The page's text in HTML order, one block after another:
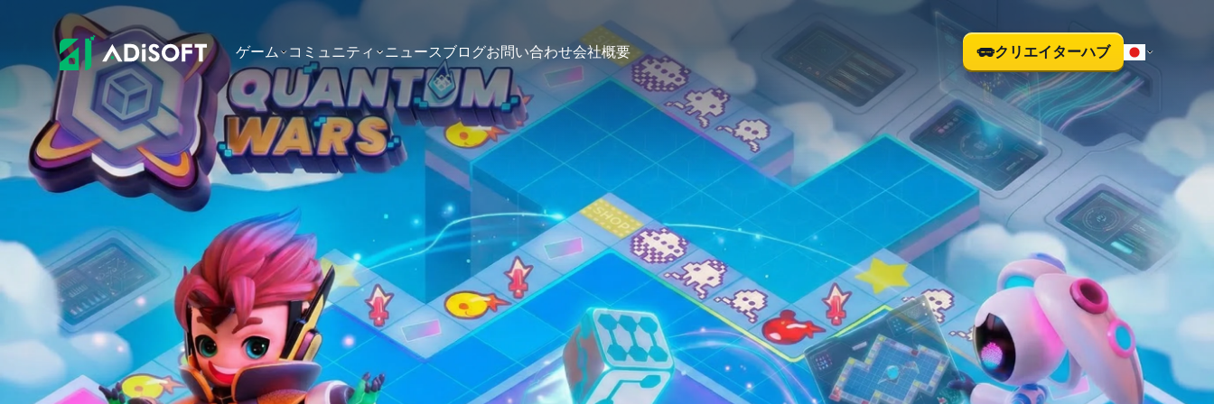
ゲーム コミュニティ ニュースブログお問い合わせ会社概要 クリエイターハブ